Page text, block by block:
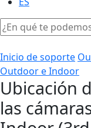
Inicio de soporte
Outdoor e Indoor
Ubicación
las